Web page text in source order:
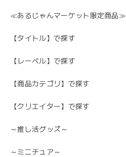
≪あるじゃんマーケット限定商品≫
【タイトル】で探す
【レーベル】で探す
【商品カテゴリ】で探す
【クリエイター】で探す
～推し活グッズ～
～ミニチュア～